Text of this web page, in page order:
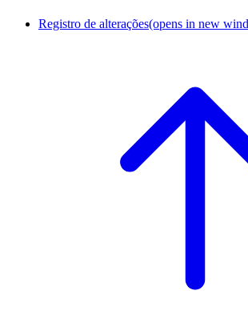
Registro de alterações(opens in new